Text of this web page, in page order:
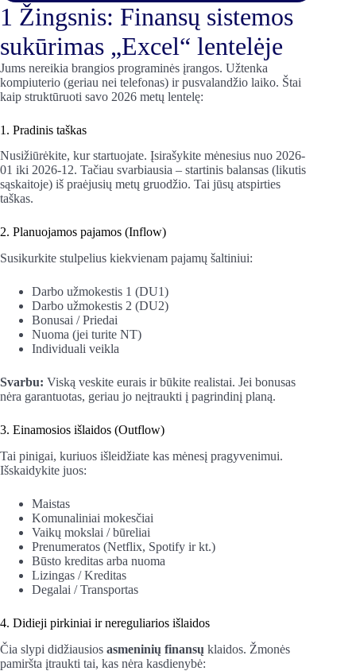
1 Žingsnis: Finansų sistemos
sukūrimas „Excel“ lentelėje
Jums nereikia brangios programinės įrangos. Užtenka
kompiuterio (geriau nei telefonas) ir pusvalandžio laiko. Štai
kaip struktūruoti savo 2026 metų lentelę:
1. Pradinis taškas
Nusižiūrėkite, kur startuojate. Įsirašykite mėnesius nuo 2026-
01 iki 2026-12. Tačiau svarbiausia – startinis balansas (likutis
sąskaitoje) iš praėjusių metų gruodžio. Tai jūsų atspirties
taškas.
2. Planuojamos pajamos (Inflow)
Susikurkite stulpelius kiekvienam pajamų šaltiniui:
Darbo užmokestis 1 (DU1)
Darbo užmokestis 2 (DU2)
Bonusai / Priedai
Nuoma (jei turite NT)
Individuali veikla
Svarbu: Viską veskite eurais ir būkite realistai. Jei bonusas
nėra garantuotas, geriau jo neįtraukti į pagrindinį planą.
3. Einamosios išlaidos (Outflow)
Tai pinigai, kuriuos išleidžiate kas mėnesį pragyvenimui.
Išskaidykite juos:
Maistas
Komunaliniai mokesčiai
Vaikų mokslai / būreliai
Prenumeratos (Netflix, Spotify ir kt.)
Būsto kreditas arba nuoma
Lizingas / Kreditas
Degalai / Transportas
4. Didieji pirkiniai ir nereguliarios išlaidos
Čia slypi didžiausios asmeninių finansų klaidos. Žmonės
pamiršta įtraukti tai, kas nėra kasdienybė: